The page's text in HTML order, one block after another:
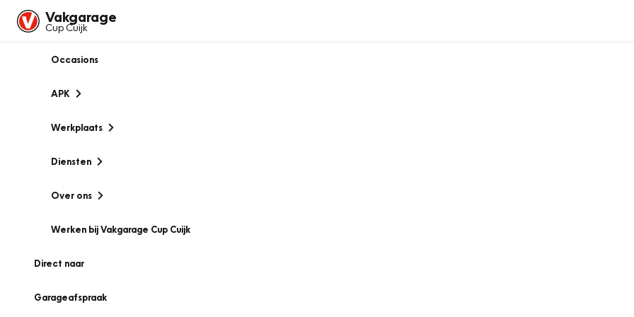
Vakgarage
Cup Cuijk
Occasions
APK
Werkplaats
Diensten
Over ons
Werken bij Vakgarage Cup Cuijk
Direct naar
Garageafspraak